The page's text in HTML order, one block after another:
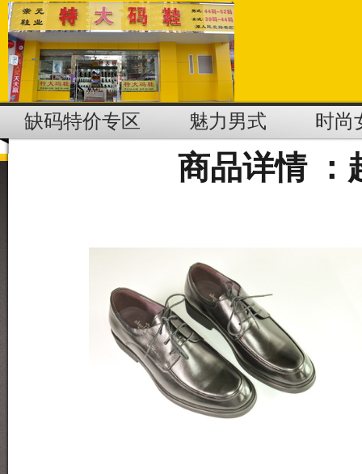
缺码特价专区 魅力男式 时尚
商品详情 ：